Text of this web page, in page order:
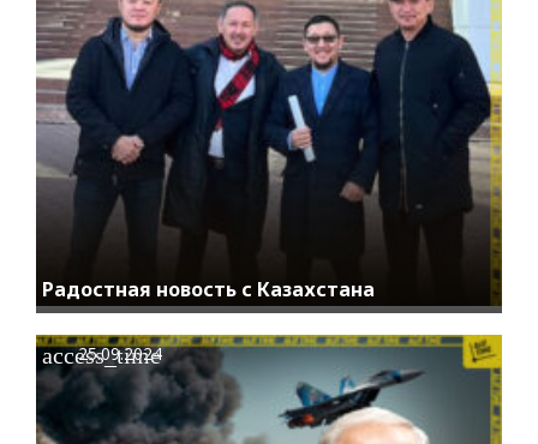
Радостная новость с Казахстана
access_time
25.09.2024